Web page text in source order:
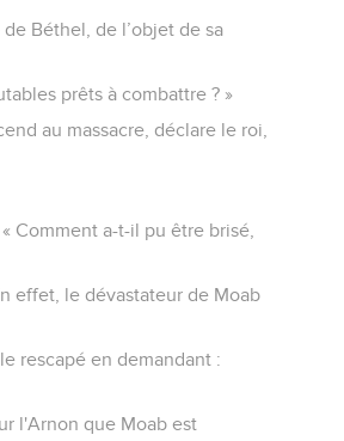
Béthel, de l’objet de sa
prêts à combattre ? »
au massacre, déclare le roi,
Comment a-t-il pu être brisé,
effet, le dévastateur de Moab
rescapé en demandant :
l'Arnon que Moab est